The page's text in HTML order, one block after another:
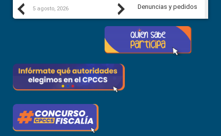
Previous
5 agosto, 2026 5 agosto, 2026
Next
Denuncias y pedidos